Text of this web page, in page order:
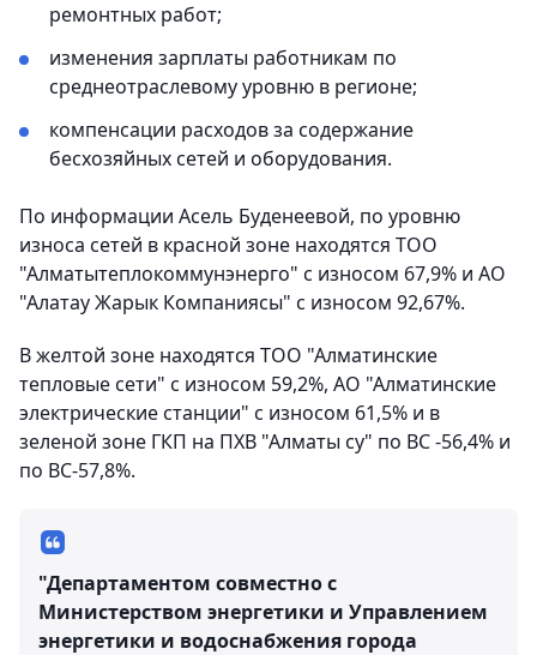
ремонтных работ;
изменения зарплаты работникам по
среднеотраслевому уровню в регионе;
компенсации расходов за содержание
бесхозяйных сетей и оборудования.
По информации Асель Буденеевой, по уровню
износа сетей в красной зоне находятся ТОО
"Алматытеплокоммунэнерго" с износом 67,9% и АО
"Алатау Жарык Компаниясы" с износом 92,67%.
В желтой зоне находятся ТОО "Алматинские
тепловые сети" с износом 59,2%, АО "Алматинские
электрические станции" с износом 61,5% и в
зеленой зоне ГКП на ПХВ "Алматы су" по ВС -56,4% и
по ВС-57,8%.
"Департаментом совместно с
Министерством энергетики и Управлением
энергетики и водоснабжения города